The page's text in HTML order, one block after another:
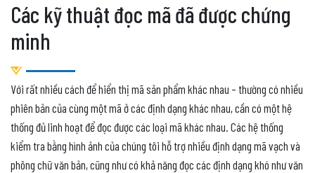
Các kỹ thuật đọc mã đã được chứng
minh
Với rất nhiều cách để hiển thị mã sản phẩm khác nhau – thường có nhiều
phiên bản của cùng một mã ở các định dạng khác nhau, cần có một hệ
thống đủ linh hoạt để đọc được các loại mã khác nhau. Các hệ thống
kiểm tra bằng hình ảnh của chúng tôi hỗ trợ nhiều định dạng mã vạch và
phông chữ văn bản, cũng như có khả năng đọc các định dạng khó như văn